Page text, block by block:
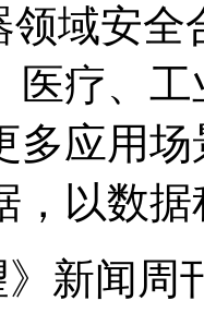
域安全
医疗、
多应用
，以数
闻周